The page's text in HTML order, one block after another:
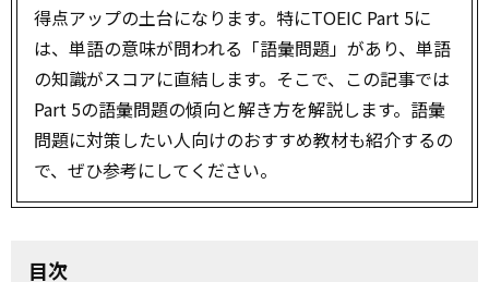
得点アップの土台になります。特にTOEIC Part 5に
は、単語の意味が問われる「語彙問題」があり、単語
の知識がスコアに直結します。そこで、この記事では
Part 5の語彙問題の傾向と解き方を解説します。語彙
問題に対策したい人向けのおすすめ教材も紹介するの
で、ぜひ参考にしてください。
目次